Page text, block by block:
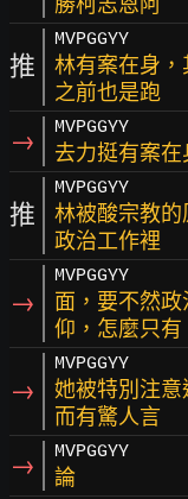
推
MVPGGYY
林有案在身
之前也是跑
→ MVPGGYY
去力挺有案
推
MVPGGYY
林被酸宗教
政治工作裡
→
MVPGGYY
面，要不然
仰，怎麼只有
→
MVPGGYY
她被特別注
而有驚人言
→ MVPGGYY
論